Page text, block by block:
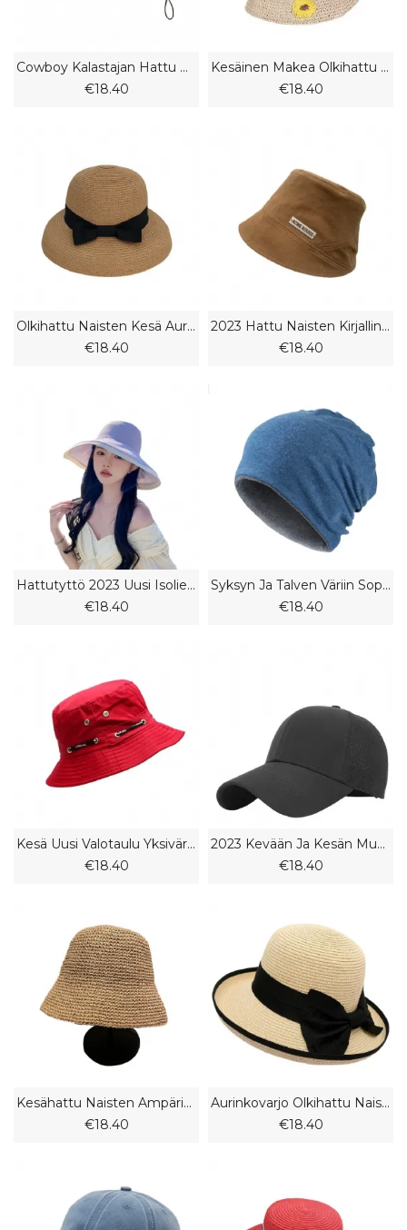
Cowboy Kalastajan Hattu Kesä Naisten Tasaiset Kasvot Pesuallas Kansi Iso Pään Ympärysmitta Muoti Huipulla Lippis Kevät Ja Syksy
€18.40
Kesäinen Makea Olkihattu Naisten Kokoontaitettava Rantahattu Käsin Kirjailtu Pieni Päivänkakkara Aurinkohattu
€18.40
Olkihattu Naisten Kesä Aurinkosuoja 2023 Uusi Merenrantaloma Rusetti Nauha Aurinkohattu
€18.40
2023 Hattu Naisten Kirjallinen Kevät Ja Kesä Kalastajahattu Kirjain Rauta Standardi Allashattu Epäsäännöllinen Ämpärihattu
€18.40
Hattutyttö 2023 Uusi Isolierinen Kalastajahattu Kesä Ultravioletti Merenrantahattu
€18.40
Syksyn Ja Talven Väriin Sopiva Neulehattu Erillinen Hattu
€18.40
Kesä Uusi Valotaulu Yksivärinen Muoti Kalastajahattu Miesten Ja Naisten Persoonallinen Ulkoilu Rento Aurinkosuojahattu
€18.40
2023 Kevään Ja Kesän Muoti Nopeasti Kuivuva Aurinkosuojalippis Miesten Ja Naisten Rento Hengittävä Huipullinen Lippalakki
€18.40
Kesähattu Naisten Ämpärihattu Kalastajahattu Aurinkovisiiri Olkihattu Aurinkohattu
€18.40
Aurinkovarjo Olkihattu Naisten Muoti Elegantti Rusetti Silinteri Kesä
€18.40